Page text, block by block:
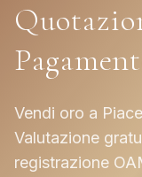
Vendi oro a
Valutazione
registrazione